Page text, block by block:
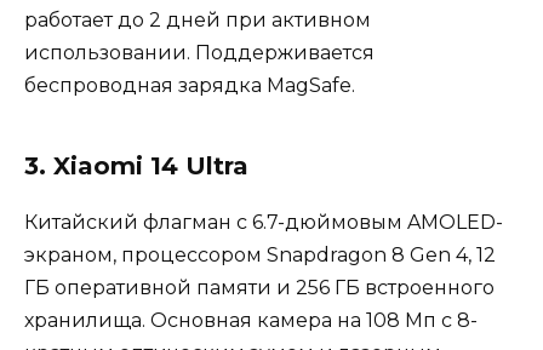
работает до 2 дней при активном
использовании. Поддерживается
беспроводная зарядка MagSafe.
3. Xiaomi 14 Ultra
Китайский флагман с 6.7-дюймовым AMOLED-
экраном, процессором Snapdragon 8 Gen 4, 12
ГБ оперативной памяти и 256 ГБ встроенного
хранилища. Основная камера на 108 Мп с 8-